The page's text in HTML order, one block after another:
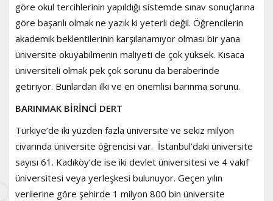
göre okul tercihlerinin yapıldığı sistemde sınav sonuçlarına
göre başarılı olmak ne yazık ki yeterli değil. Öğrencilerin
akademik beklentilerinin karşılanamıyor olması bir yana
üniversite okuyabilmenin maliyeti de çok yüksek. Kısaca
üniversiteli olmak pek çok sorunu da beraberinde
getiriyor. Bunlardan ilki ve en önemlisi barınma sorunu.
BARINMAK BİRİNCİ DERT
Türkiye’de iki yüzden fazla üniversite ve sekiz milyon
civarında üniversite öğrencisi var. İstanbul’daki üniversite
sayısı 61. Kadıköy’de ise iki devlet üniversitesi ve 4 vakıf
üniversitesi veya yerleşkesi bulunuyor. Geçen yılın
verilerine göre şehirde 1 milyon 800 bin üniversite